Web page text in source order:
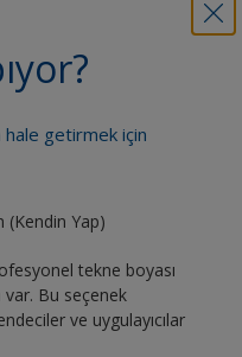
hale getirmek için
Yap)
tekne boyası
var. Bu seçenek
ve uygulayıcılar
durumda kalmasını
ürünleri bulun
için ihtiyacınız
alın